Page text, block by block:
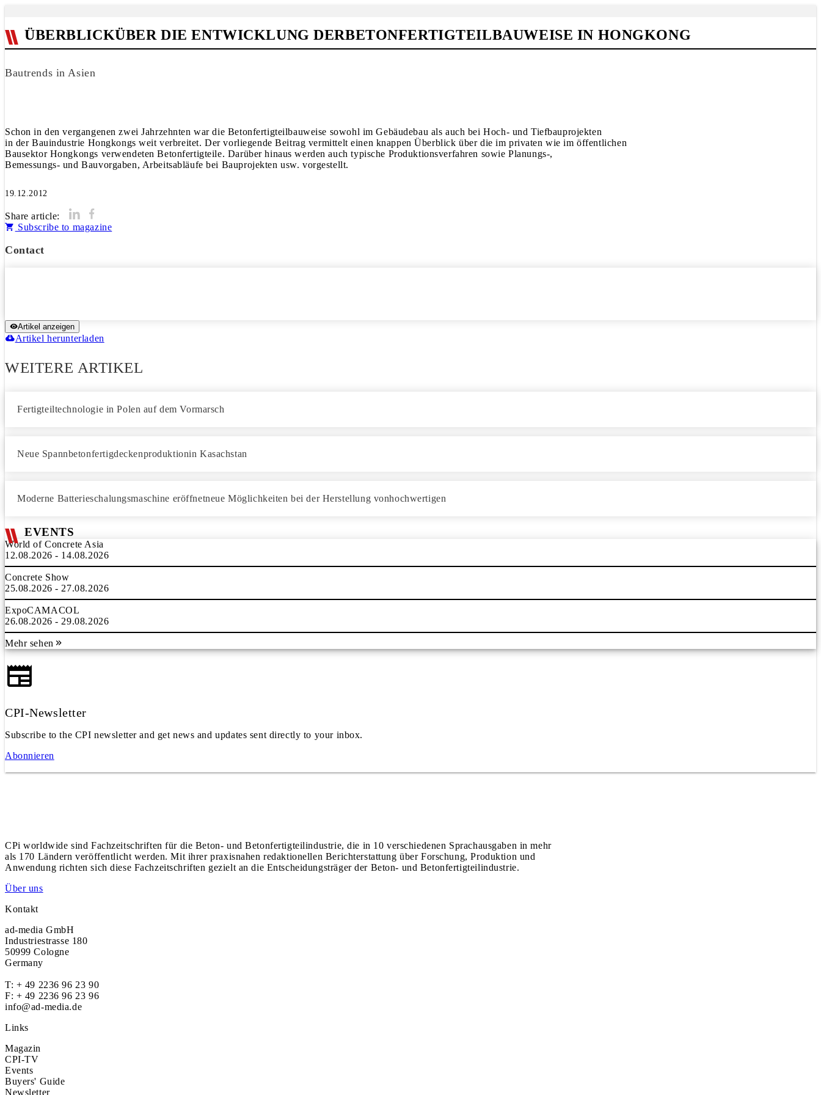
ÜBERBLICKÜBER DIE ENTWICKLUNG DERBETONFERTIGTEILBAUWEISE IN HONGKONG
Bautrends in Asien
Schon in den vergangenen zwei Jahrzehnten war die Betonfertigteilbauweise sowohl im Gebäudebau als auch bei Hoch- und Tiefbauprojekten
in der Bauindustrie Hongkongs weit verbreitet. Der vorliegende Beitrag vermittelt einen knappen Überblick über die im privaten wie im öffentlichen
Bausektor Hongkongs verwendeten Betonfertigteile. Darüber hinaus werden auch typische Produktionsverfahren sowie Planungs-,
Bemessungs- und Bauvorgaben, Arbeitsabläufe bei Bauprojekten usw. vorgestellt.
19.12.2012
Share article:
Subscribe to magazine
Contact
Artikel anzeigen
Artikel herunterladen
WEITERE ARTIKEL
Fertigteiltechnologie in Polen auf dem Vormarsch
Neue Spannbetonfertigdeckenproduktionin Kasachstan
Moderne Batterieschalungsmaschine eröffnetneue Möglichkeiten bei der Herstellung vonhochwertigen
EVENTS
World of Concrete Asia
12.08.2026 - 14.08.2026
Concrete Show
25.08.2026 - 27.08.2026
ExpoCAMACOL
26.08.2026 - 29.08.2026
Mehr sehen
CPI-Newsletter
Subscribe to the CPI newsletter and get news and updates sent directly to your inbox.
Abonnieren
CPi worldwide sind Fachzeitschriften für die Beton- und Betonfertigteilindustrie, die in 10 verschiedenen Sprachausgaben in mehr
als 170 Ländern veröffentlicht werden. Mit ihrer praxisnahen redaktionellen Berichterstattung über Forschung, Produktion und
Anwendung richten sich diese Fachzeitschriften gezielt an die Entscheidungsträger der Beton- und Betonfertigteilindustrie.
Über uns
Kontakt
ad-media GmbH
Industriestrasse 180
50999 Cologne
Germany
T: + 49 2236 96 23 90
F: + 49 2236 96 23 96
info@ad-media.de
Links
Magazin
CPI-TV
Events
Buyers' Guide
Newsletter